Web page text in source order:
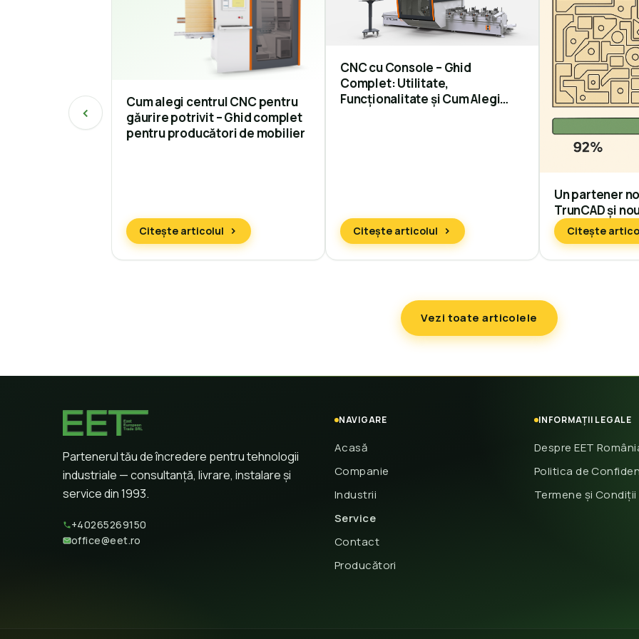
Cum alegi centrul CNC pentru
găurire potrivit – Ghid complet
pentru producători de mobilier
Citește articolul
CNC cu Console – Ghid
Complet: Utilitate,
Funcționalitate și Cum Alegi
Citește articolul
Un partener
TrunCAD și
Citește
Vezi toate articolele
Partenerul tău de încredere pentru tehnologii
industriale — consultanță, livrare, instalare și
service din 1993.
+40265269150
office@eet.ro
NAVIGARE
Acasă
Companie
Industrii
Service
Contact
Producători
INFORMAȚII LEGALE
Despre EET
Politica de
Termene și Condiții